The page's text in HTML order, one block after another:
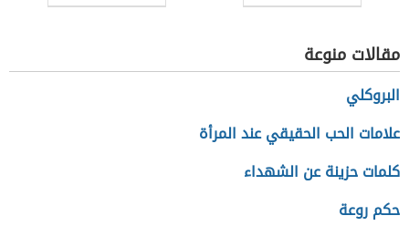
ودورها في البحث
مقالات منوعة
البروكلي
علامات الحب الحقيقي عند المرأة
كلمات حزينة عن الشهداء
حكم روعة